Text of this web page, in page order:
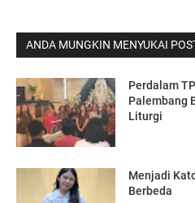
ANDA MUNGKIN MENYUKAI
Perdalam
Palembang
Liturgi
Menjadi
Berbeda